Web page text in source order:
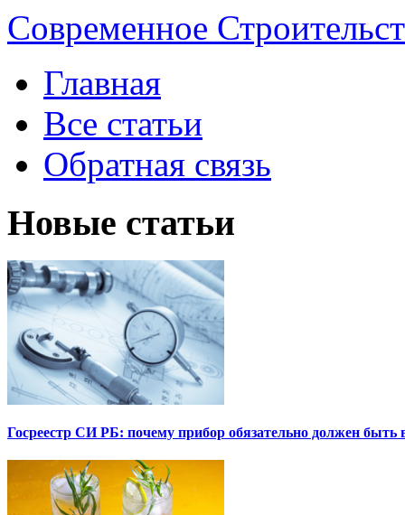
Современное
Главная
Все статьи
Обратная связь
Новые статьи
Госреестр СИ РБ: почему прибор обязательно должен быть